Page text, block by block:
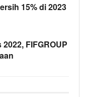
15% di 2023
FIFGROUP